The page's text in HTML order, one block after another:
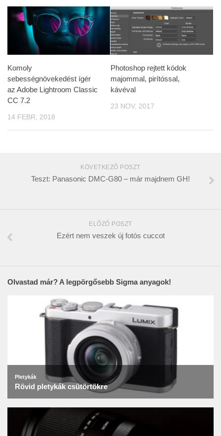
Komoly
sebességnövekedést ígér
az Adobe Lightroom Classic
CC 7.2
14 FEBR, 2018
Photoshop rejtett kódok
majommal, pirítóssal,
kávéval
23 NOV, 2017
KÖVETKEZŐ POSZT
Teszt: Panasonic DMC-G80 – már majdnem GH!
ELŐZŐ POSZT
Ezért nem veszek új fotós cuccot
Olvastad már? A legpörgősebb Sigma anyagok!